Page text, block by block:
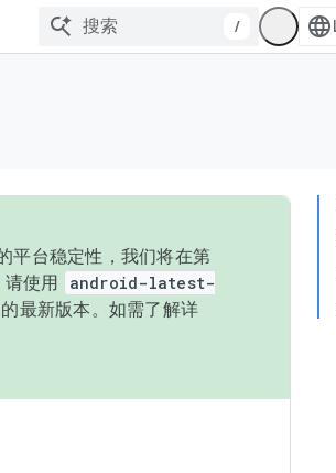
/
平台稳定性，我们将在第
使用
android-latest-
最新版本。如需了解详